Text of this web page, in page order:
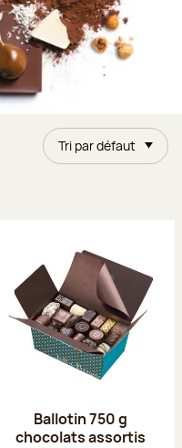
Tri par défaut
Ballotin 750 g
chocolats assortis